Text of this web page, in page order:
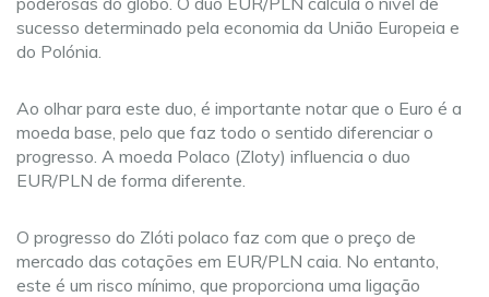
sucesso determinado pela economia da União Europeia e
do Polónia.
Ao olhar para este duo, é importante notar que o Euro é a
moeda base, pelo que faz todo o sentido diferenciar o
progresso. A moeda Polaco (Zloty) influencia o duo
EUR/PLN de forma diferente.
O progresso do Zlóti polaco faz com que o preço de
mercado das cotações em EUR/PLN caia. No entanto,
este é um risco mínimo, que proporciona uma ligação